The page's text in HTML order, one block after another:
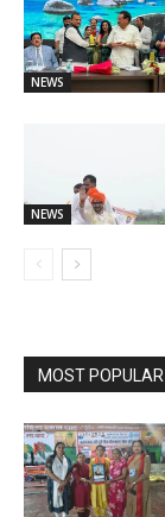
NEWS
NEWS
MOST POPULAR